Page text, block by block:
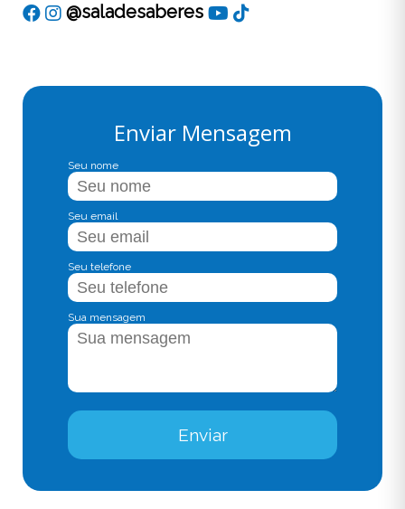
Enviar Mensagem
Seu nome
Seu email
Seu telefone
Sua mensagem
Enviar
@saladesaberes